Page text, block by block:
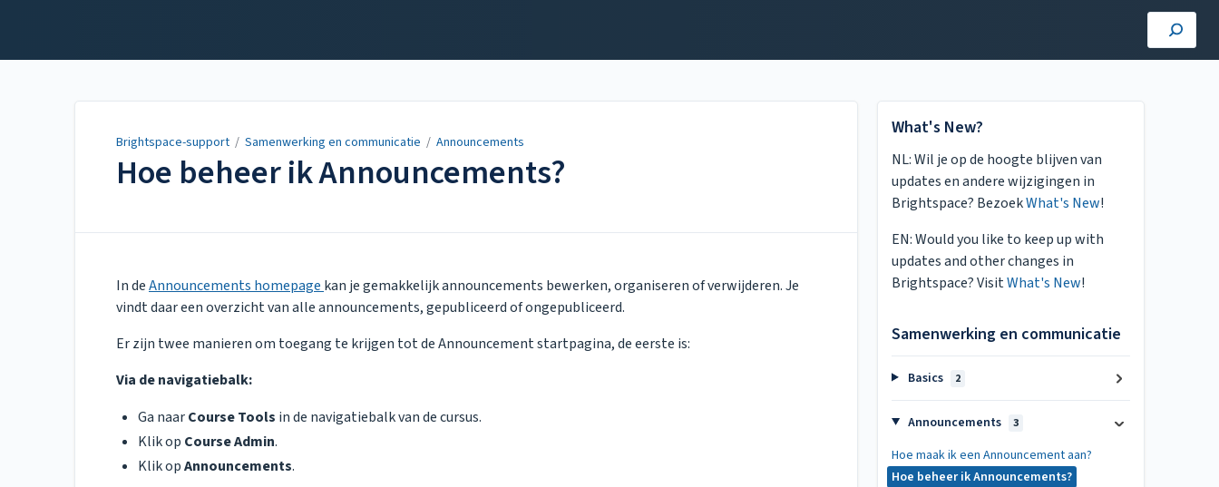
Brightspace-support / Samenwerking en communicatie / Announcements
Hoe beheer ik Announcements?
In deAnnouncements homepage kan je gemakkelijk announcements bewerken, organiseren of verwijderen. Je
vindt daar een overzicht van alle announcements, gepubliceerd of ongepubliceerd.
Er zijn twee manieren om toegang te krijgen tot de Announcement startpagina, de eerste is:
Via de navigatiebalk:
Ga naarCourse Tools in de navigatiebalk van de cursus.
Klik op Course Admin.
Klik opAnnouncements.
What's New?
NL: Wil je op de hoogte blijven van
updates en andere wijzigingen in
Brightspace? BezoekWhat's New!
EN: Would you like to keep up with
updates and other changes in
Brightspace? VisitWhat's New!
Samenwerking en communicatie
Basics 2
Announcements 3
Hoe maak ik een Announcement aan?
Hoe beheer ik Announcements?